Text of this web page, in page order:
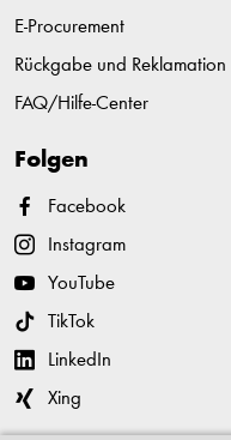
E-Procurement
Rückgabe und Reklamation
FAQ/Hilfe-Center
Folgen
Facebook
Instagram
YouTube
TikTok
LinkedIn
Xing